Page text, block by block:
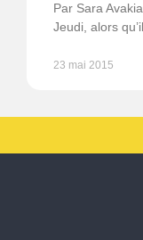
Par Sara
Jeudi, alors
23 mai 2015